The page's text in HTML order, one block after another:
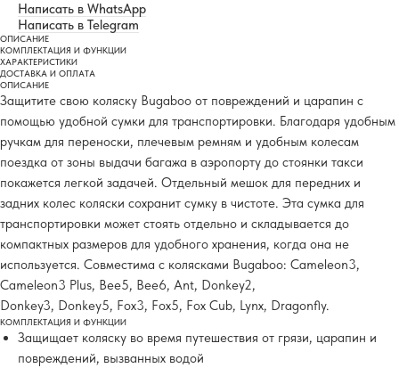
Написать в WhatsApp
Написать в Telegram
ОПИСАНИЕ
КОМПЛЕКТАЦИЯ И ФУНКЦИИ
ХАРАКТЕРИСТИКИ
ДОСТАВКА И ОПЛАТА
ОПИСАНИЕ
Защитите свою коляску Bugaboo от повреждений и царапин с
помощью удобной сумки для транспортировки. Благодаря удобным
ручкам для переноски, плечевым ремням и удобным колесам
поездка от зоны выдачи багажа в аэропорту до стоянки такси
покажется легкой задачей. Отдельный мешок для передних и
задних колес коляски сохранит сумку в чистоте. Эта сумка для
транспортировки может стоять отдельно и складывается до
компактных размеров для удобного хранения, когда она не
используется. Совместима с колясками Bugaboo: Cameleon3,
Cameleon3 Plus, Bee5, Bee6, Ant, Donkey2,
Donkey3, Donkey5, Fox3, Fox5, Fox Cub, Lynx, Dragonfly.
КОМПЛЕКТАЦИЯ И ФУНКЦИИ
Защищает коляску во время путешествия от грязи, царапин и
повреждений, вызванных водой